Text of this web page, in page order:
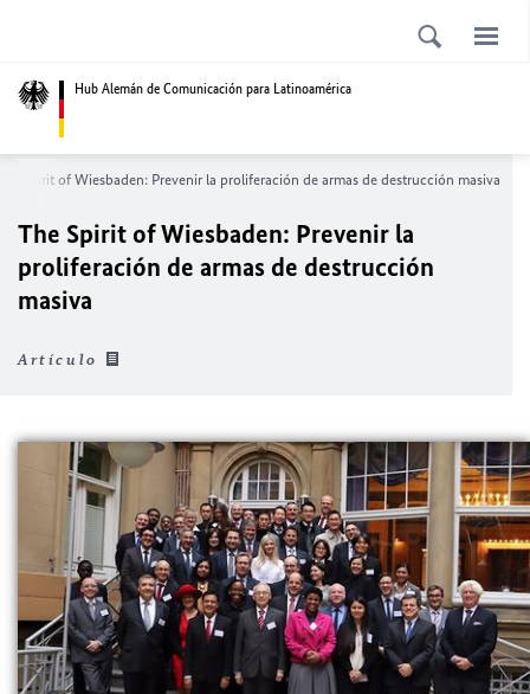
Hub Alemán de Comunicación para Latinoamérica
Spirit of Wiesbaden: Prevenir la proliferación de armas de destrucción masiva
The Spirit of Wiesbaden: Prevenir la
proliferación de armas de destrucción
masiva
Artículo